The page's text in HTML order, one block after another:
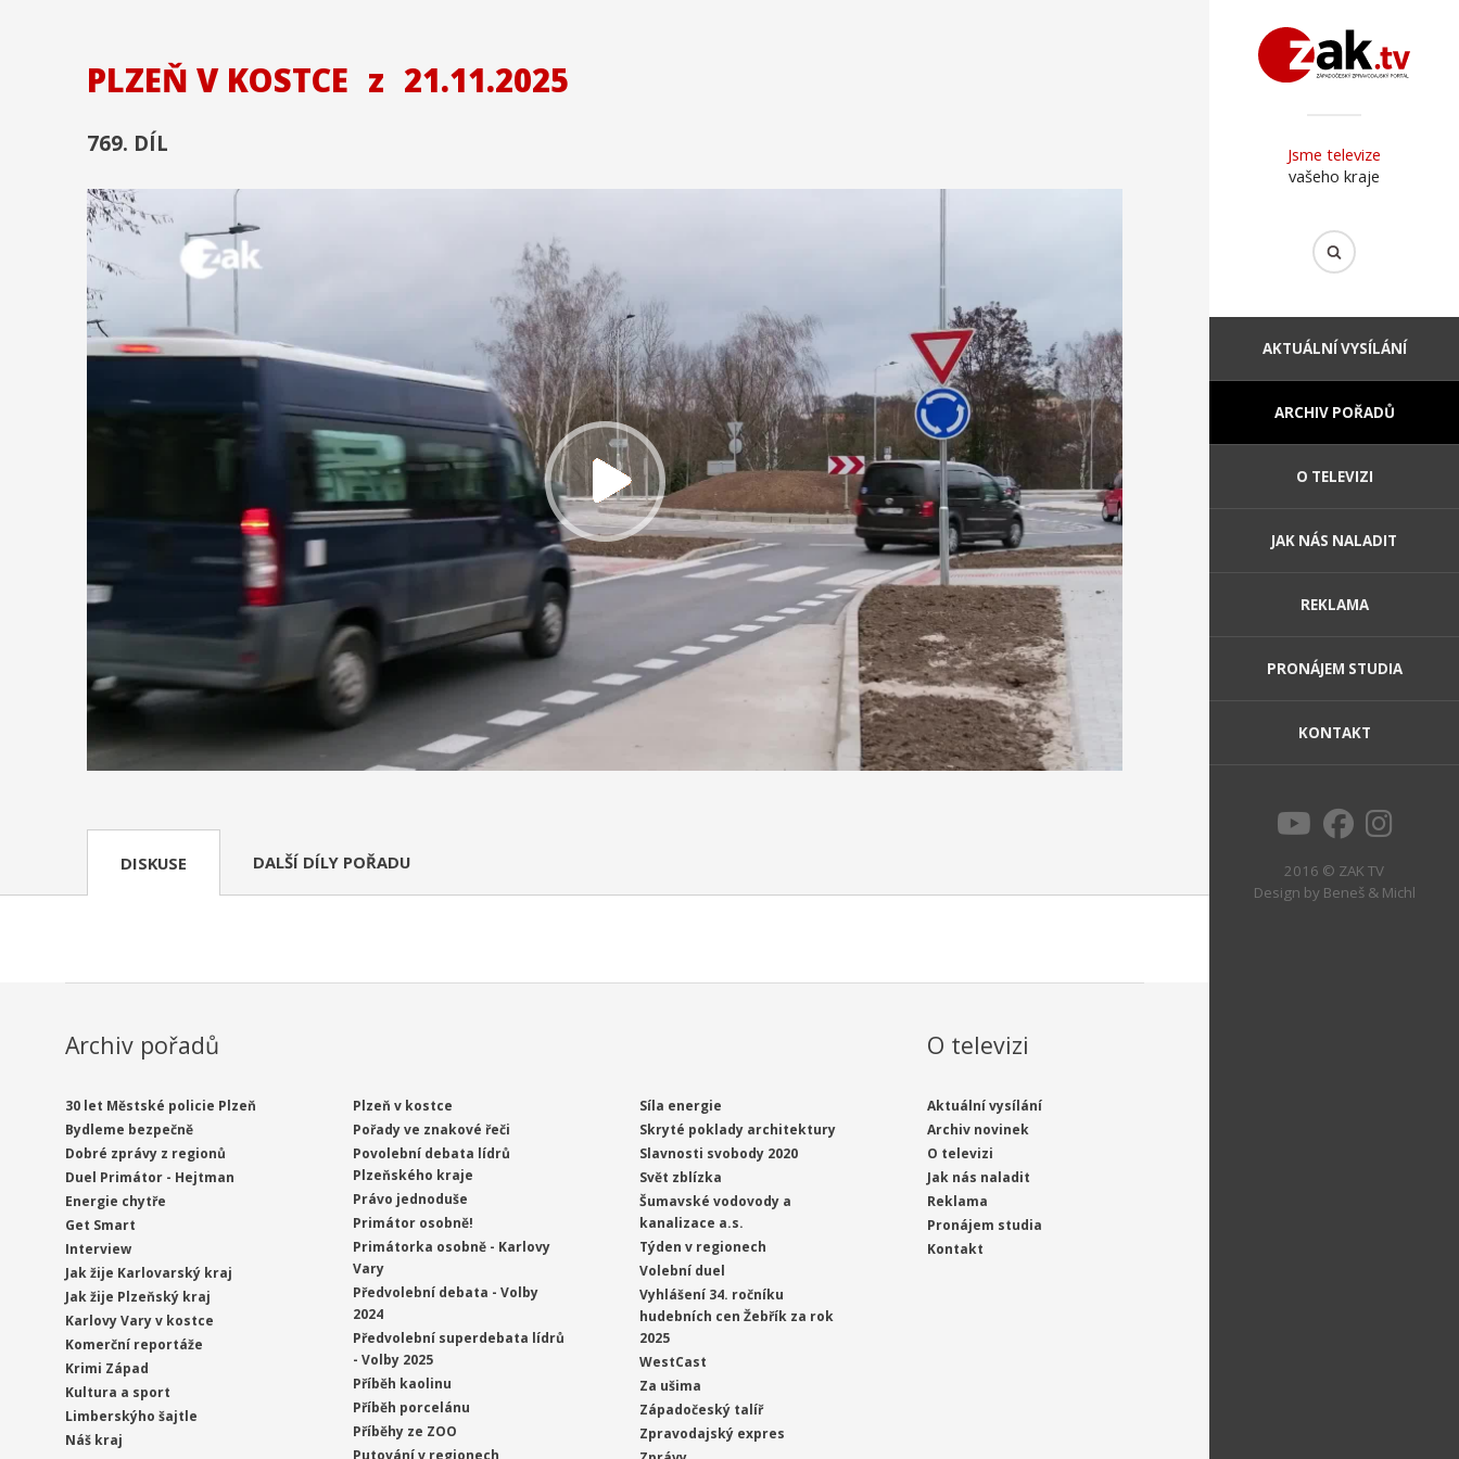
Jsme televize
vašeho kraje
AKTUÁLNÍ VYSÍLÁNÍ
ARCHIV POŘADŮ
O TELEVIZI
JAK NÁS NALADIT
REKLAMA
PRONÁJEM STUDIA
KONTAKT
2016 © ZAK TV
Design by Beneš & Michl
PLZEŇ V KOSTCE z 21.11.2025
769. DÍL
DISKUSE DALŠÍ DÍLY POŘADU
Archiv pořadů
30 let Městské policie Plzeň
Bydleme bezpečně
Dobré zprávy z regionů
Duel Primátor - Hejtman
Energie chytře
Get Smart
Interview
Jak žije Karlovarský kraj
Jak žije Plzeňský kraj
Karlovy Vary v kostce
Komerční reportáže
Krimi Západ
Kultura a sport
Limberskýho šajtle
Náš kraj
Plzeň v kostce
Pořady ve znakové řeči
Povolební debata lídrů
Plzeňského kraje
Právo jednoduše
Primátor osobně!
Primátorka osobně - Karlovy
Vary
Předvolební debata - Volby
2024
Předvolební superdebata lídrů
- Volby 2025
Příběh kaolinu
Příběh porcelánu
Příběhy ze ZOO
Síla energie
Skryté poklady architektury
Slavnosti svobody 2020
Svět zblízka
Šumavské vodovody a
kanalizace a.s.
Týden v regionech
Volební duel
Vyhlášení 34. ročníku
hudebních cen Žebřík za rok
2025
WestCast
Za ušima
Západočeský talíř
Zpravodajský expres
O televizi
Aktuální vysílání
Archiv novinek
O televizi
Jak nás naladit
Reklama
Pronájem studia
Kontakt